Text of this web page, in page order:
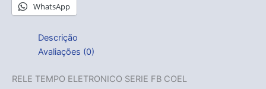
WhatsApp
Descrição
Avaliações (0)
RELE TEMPO ELETRONICO SERIE FB COEL